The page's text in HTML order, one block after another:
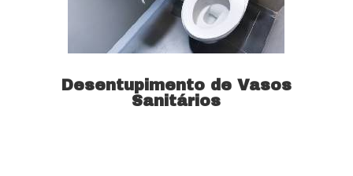
Desentupimento de Vasos
Sanitários